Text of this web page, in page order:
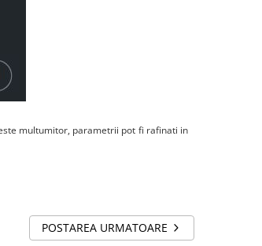
multumitor, parametrii pot fi rafinati in
POSTAREA URMATOARE